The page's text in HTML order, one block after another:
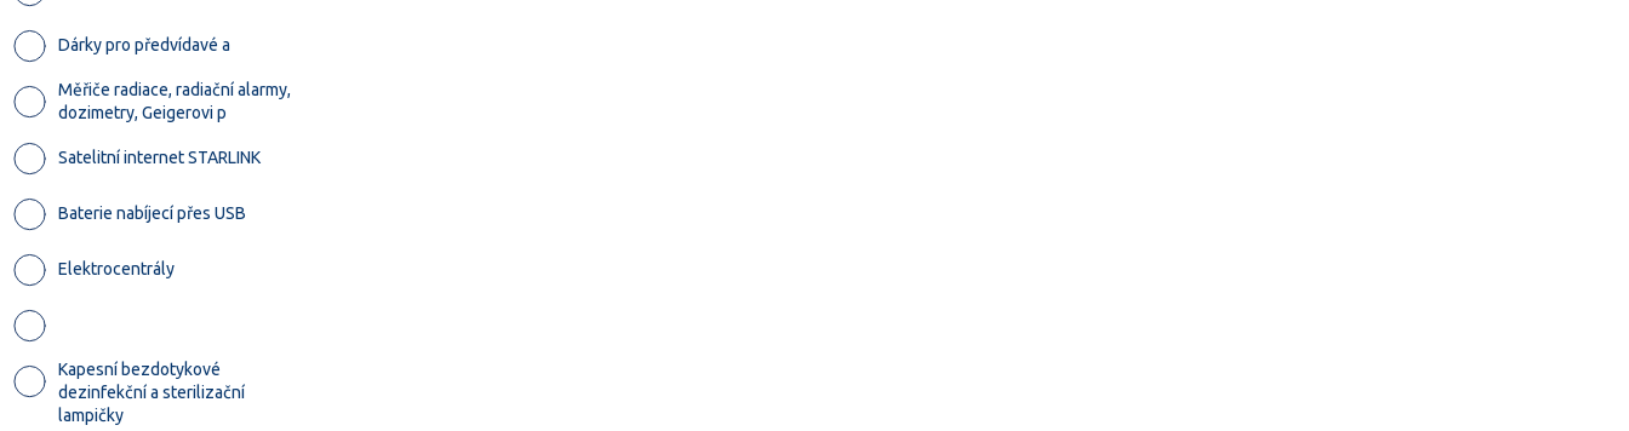
Dárky pro předvídavé a
Měřiče radiace, radiační alarmy,
dozimetry, Geigerovi p
Satelitní internet STARLINK
Baterie nabíjecí přes USB
Elektrocentrály
Kapesní bezdotykové
dezinfekční a sterilizační
lampičky